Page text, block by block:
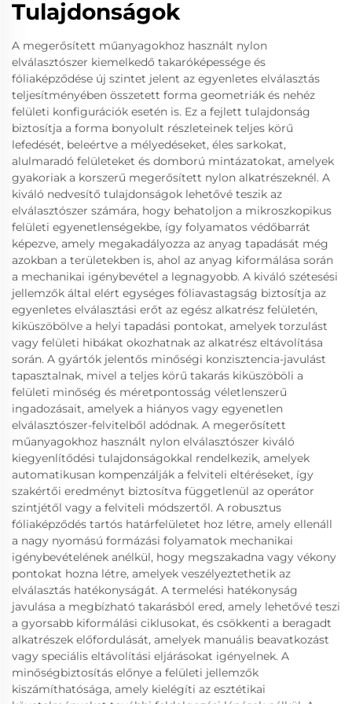
Tulajdonságok
A megerősített műanyagokhoz használt nylon
elválasztószer kiemelkedő takaróképessége és
fóliaképződése új szintet jelent az egyenletes elválasztás
teljesítményében összetett forma geometriák és nehéz
felületi konfigurációk esetén is. Ez a fejlett tulajdonság
biztosítja a forma bonyolult részleteinek teljes körű
lefedését, beleértve a mélyedéseket, éles sarkokat,
alulmaradó felületeket és domború mintázatokat, amelyek
gyakoriak a korszerű megerősített nylon alkatrészeknél. A
kiváló nedvesítő tulajdonságok lehetővé teszik az
elválasztószer számára, hogy behatoljon a mikroszkopikus
felületi egyenetlenségekbe, így folyamatos védőbarrát
képezve, amely megakadályozza az anyag tapadását még
azokban a területekben is, ahol az anyag kiformálása során
a mechanikai igénybevétel a legnagyobb. A kiváló szétesési
jellemzők által elért egységes fóliavastagság biztosítja az
egyenletes elválasztási erőt az egész alkatrész felületén,
kiküszöbölve a helyi tapadási pontokat, amelyek torzulást
vagy felületi hibákat okozhatnak az alkatrész eltávolítása
során. A gyártók jelentős minőségi konzisztencia-javulást
tapasztalnak, mivel a teljes körű takarás kiküszöböli a
felületi minőség és méretpontosság véletlenszerű
ingadozásait, amelyek a hiányos vagy egyenetlen
elválasztószer-felvitelből adódnak. A megerősített
műanyagokhoz használt nylon elválasztószer kiváló
kiegyenlítődési tulajdonságokkal rendelkezik, amelyek
automatikusan kompenzálják a felviteli eltéréseket, így
szakértői eredményt biztosítva függetlenül az operátor
szintjétől vagy a felviteli módszertől. A robusztus
fóliaképződés tartós határfelületet hoz létre, amely ellenáll
a nagy nyomású formázási folyamatok mechanikai
igénybevételének anélkül, hogy megszakadna vagy vékony
pontokat hozna létre, amelyek veszélyeztethetik az
elválasztás hatékonyságát. A termelési hatékonyság
javulása a megbízható takarásból ered, amely lehetővé teszi
a gyorsabb kiformálási ciklusokat, és csökkenti a beragadt
alkatrészek előfordulását, amelyek manuális beavatkozást
vagy speciális eltávolítási eljárásokat igényelnek. A
minőségbiztosítás előnye a felületi jellemzők
kiszámíthatósága, amely kielégíti az esztétikai